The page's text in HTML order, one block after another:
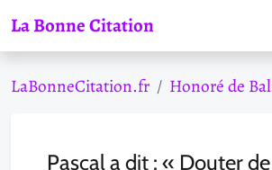
La Bonne Citation
LaBonneCitation.fr Honoré de
Pascal a dit : « Douter